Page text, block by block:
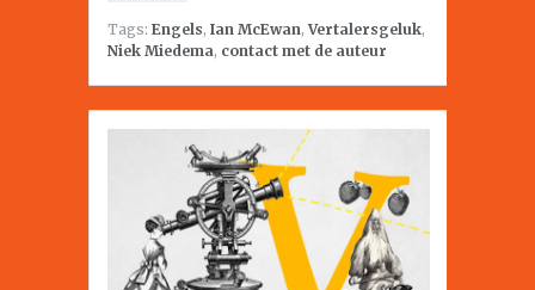
Tags: Engels, Ian McEwan,Vertalersgeluk,
Niek Miedema, contact met de auteur